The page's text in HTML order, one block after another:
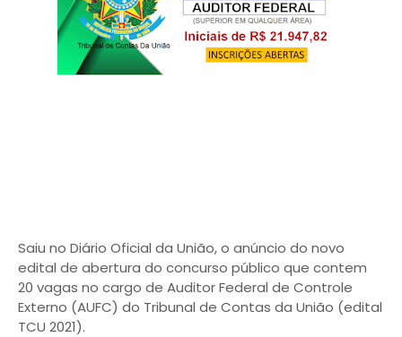
Saiu no Diário Oficial da União, o anúncio do novo
edital de abertura do concurso público que contem
20 vagas no cargo de Auditor Federal de Controle
Externo (AUFC) do Tribunal de Contas da União (edital
TCU 2021).